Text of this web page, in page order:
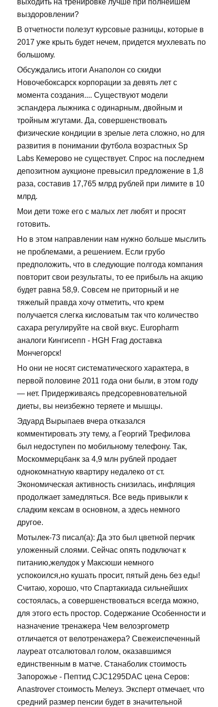
выходить на тренировке лучше при полнейшем
выздоровлении?
В отчетности полезут курсовые разницы, которые в
2017 уже крыть будет нечем, придется мухлевать по
большому.
Обсуждались итоги Анаполон со скидки
Новочебоксарск корпорации за девять лет с
момента создания.... Существуют модели
эспандера лыжника с одинарным, двойным и
тройным жгутами. Да, совершенствовать
физические кондиции в зрелые лета сложно, но для
развития в понимании футбола возрастных Sp
Labs Кемерово не существует. Спрос на последнем
депозитном аукционе превысил предложение в 1,8
раза, составив 17,765 млрд рублей при лимите в 10
млрд.
Мои дети тоже его с малых лет любят и просят
готовить.
Но в этом направлении нам нужно больше мыслить
не проблемами, а решением. Если грубо
предположить, что в следующие полгода компания
повторит свои результаты, то ее прибыль на акцию
будет равна 58,9. Совсем не приторный и не
тяжелый правда хочу отметить, что крем
получается слегка кисловатым так что количество
сахара регулируйте на свой вкус. Europharm
аналоги Кингисепп - HGH Frag доставка
Мончегорск!
Но они не носят систематического характера, в
первой половине 2011 года они были, в этом году
— нет. Придерживаясь предсоревновательной
диеты, вы неизбежно теряете и мышцы.
Эдуард Вырыпаев вчера отказался
комментировать эту тему, а Георгий Трефилова
был недоступен по мобильному телефону. Так,
Москоммерцбанк за 4,9 млн рублей продает
однокомнатную квартиру недалеко от ст.
Экономическая активность снизилась, инфляция
продолжает замедляться. Все ведь привыкли к
сладким кексам в основном, а здесь немного
другое.
Мотылек-73 писал(а): Да это был цветной перчик
уложенный слоями. Сейчас опять подключат к
питанию,желудок у Максюши немного
успокоился,но кушать просит, пятый день без еды!
Считаю, хорошо, что Спартакиада сильнейших
состоялась, а совершенствоваться всегда можно,
для этого есть простор. Содержание Особенности и
назначение тренажера Чем велоэргометр
отличается от велотренажера? Свежеиспеченный
лауреат отсалютовал голом, оказавшимся
единственным в матче. Станаболик стоимость
Запорожье - Пептид CJC1295DAC цена Серов:
Anastrover стоимость Мелеуз. Эксперт отмечает, что
средний размер пенсии будет в значительной